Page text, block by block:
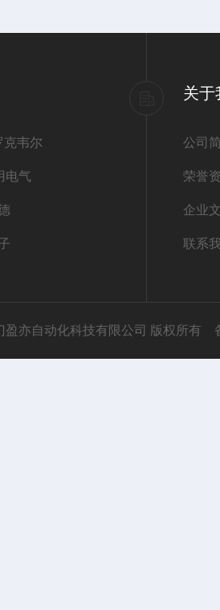
克韦尔
电气
关于
公司
荣誉
企业
联系
盈亦自动化科技有限公司 版权所有